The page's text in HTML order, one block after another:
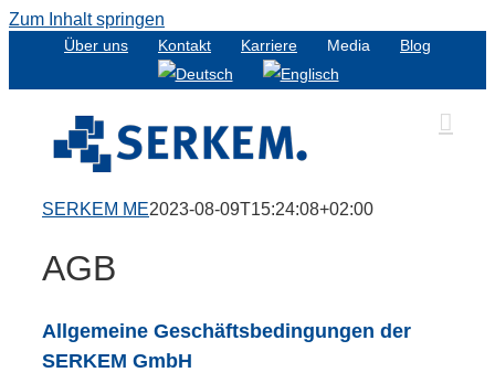
Zum Inhalt springen
Über uns Kontakt Karriere Media Blog
SERKEM ME2023-08-09T15:24:08+02:00
AGB
Allgemeine Geschäftsbedingungen der
SERKEM GmbH